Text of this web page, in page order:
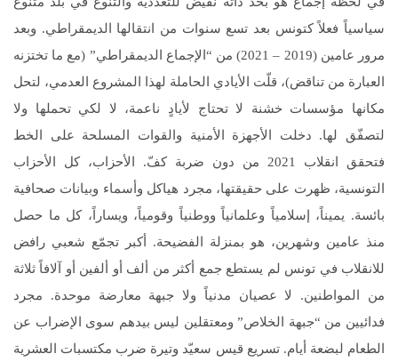
سياسياً فعلاً كتونس بعد تسع سنوات من انتقالها الديمقراطي. وبعد
مرور عامين (2019 – 2021) من “الإجماع الديمقراطي” (مع ما تختزنه
العبارة من تناقض)، قلّت الأيادي الحاملة لهذا المشروع العدمي، لتحل
مكانها مؤسسات خشنة لا تحتاج لأيادٍ ناعمة، لا لكي تحملها ولا
لتصفّق لها. دخلت الأجهزة الأمنية والقوات المسلحة على الخط
فتحقق انقلاب 2021 من دون ضربة كفّ. الأحزاب، كل الأحزاب
التونسية، ظهرت على حقيقتها، مجرد هياكل وأسماء وبيانات صحافية
بائسة. يميناً، إسلامياً وعلمانياً ووطنياً وقومياً، ويساراً، كل ما حصل
منذ عامين وشهرين، هو بمنزلة الفضيحة. أكبر تجمّع شعبي رافض
للانقلاب في تونس لم يستطع جمع أكثر من ألف أو ألفين أو آلافاً ثلاثة
من المواطنين. لا عصيان مدنياً ولا جبهة معارضة موحدة. مجرد
فدائيين من “جبهة الخلاص” ومعتقلين ليس بيدهم سوى الإضراب عن
الطعام لبضعة أيام. تسريع قيس سعيّد وتيرة ضرب مكتسبات العشرية